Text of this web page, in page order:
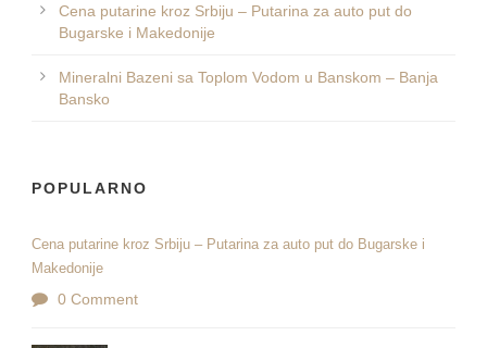
Cena putarine kroz Srbiju – Putarina za auto put do
Bugarske i Makedonije
Mineralni Bazeni sa Toplom Vodom u Banskom – Banja
Bansko
POPULARNO
Cena putarine kroz Srbiju – Putarina za auto put do Bugarske i
Makedonije
0 Comment